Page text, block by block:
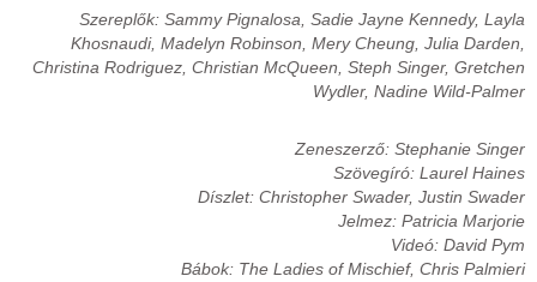
Szereplők: Sammy Pignalosa, Sadie Jayne Kennedy, Layla
Khosnaudi, Madelyn Robinson, Mery Cheung, Julia Darden,
Christina Rodriguez, Christian McQueen, Steph Singer, Gretchen
Wydler, Nadine Wild-Palmer
Zeneszerző: Stephanie Singer
Szövegíró: Laurel Haines
Díszlet: Christopher Swader, Justin Swader
Jelmez: Patricia Marjorie
Videó: David Pym
Bábok: The Ladies of Mischief, Chris Palmieri